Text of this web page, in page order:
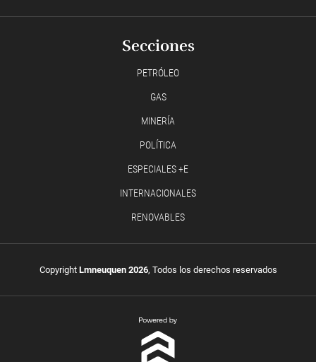
Secciones
PETRÓLEO
GAS
MINERÍA
POLÍTICA
ESPECIALES +E
INTERNACIONALES
RENOVABLES
Copyright Lmneuquen 2026, Todos los derechos reservados